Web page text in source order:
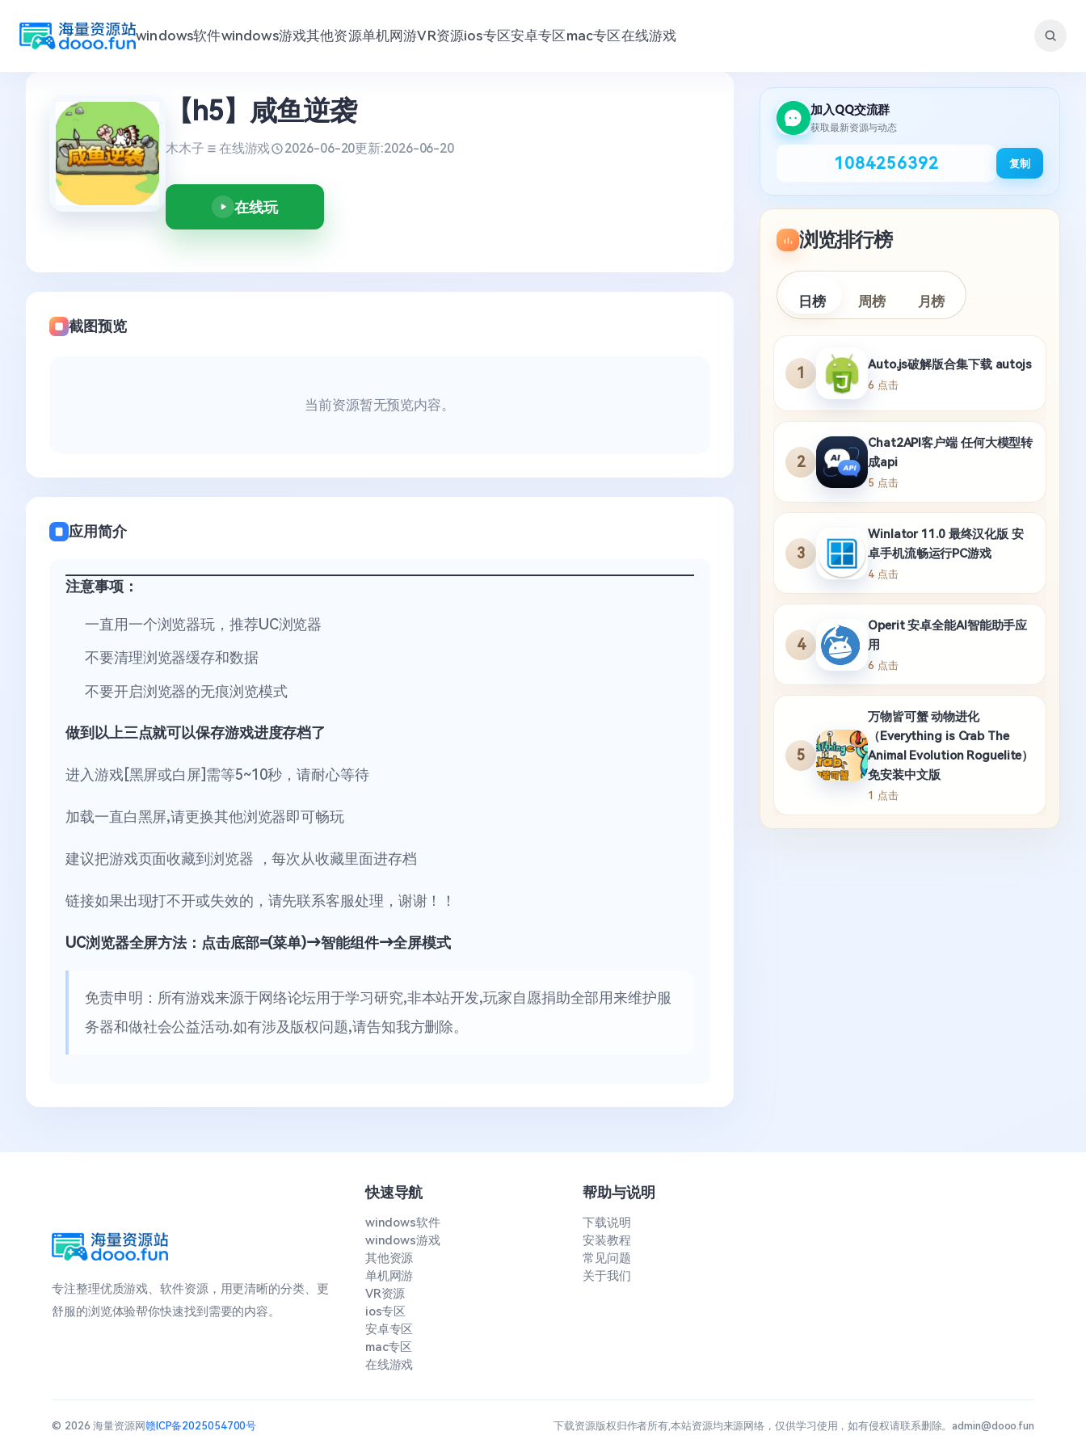
windows软件windows游戏其他资源单机网游VR资源ios专区安卓专区mac专区在线游戏
【h5】咸鱼逆袭
木木子 在线游戏 2026-06-20更新:2026-06-20
在线玩
截图预览
当前资源暂无预览内容。
应用简介
注意事项：
一直用一个浏览器玩，推荐UC浏览器
不要清理浏览器缓存和数据
不要开启浏览器的无痕浏览模式
做到以上三点就可以保存游戏进度存档了
进入游戏[黑屏或白屏]需等5~10秒，请耐心等待
加载一直白黑屏,请更换其他浏览器即可畅玩
建议把游戏页面收藏到浏览器 ，每次从收藏里面进存档
链接如果出现打不开或失效的，请先联系客服处理，谢谢！！
UC浏览器全屏方法：点击底部=(菜单)→智能组件→全屏模式
免责申明：所有游戏来源于网络论坛用于学习研究,非本站开发,玩家自愿捐助全部用来维护服
务器和做社会公益活动.如有涉及版权问题,请告知我方删除。
加入QQ交流群
获取最新资源与动态
1084256392 复制
浏览排行榜
日榜 周榜 月榜
1
Auto.js破解版合集下载 autojs
6 点击
2
Chat2API客户端 任何大模型转
成api
5 点击
3
Winlator 11.0 最终汉化版 安
卓手机流畅运行PC游戏
4 点击
4
Operit 安卓全能AI智能助手应
用
6 点击
5
万物皆可蟹 动物进化
（Everything is Crab The
Animal Evolution Roguelite）
免安装中文版
1 点击
专注整理优质游戏、软件资源，用更清晰的分类、更
舒服的浏览体验帮你快速找到需要的内容。
快速导航
windows软件
windows游戏
其他资源
单机网游
VR资源
ios专区
安卓专区
mac专区
在线游戏
帮助与说明
下载说明
安装教程
常见问题
关于我们
© 2026 海量资源网赣ICP备2025054700号 下载资源版权归作者所有,本站资源均来源网络，仅供学习使用，如有侵权请联系删除。admin@dooo.fun